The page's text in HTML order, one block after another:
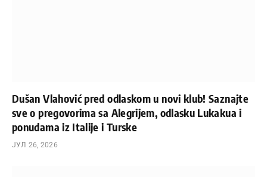
Dušan Vlahović pred odlaskom u novi klub! Saznajte
sve o pregovorima sa Alegrijem, odlasku Lukakua i
ponudama iz Italije i Turske
ЈУЛ 26, 2026